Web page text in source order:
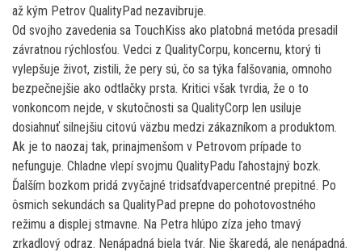
až kým Petrov QualityPad nezavibruje.
Od svojho zavedenia sa TouchKiss ako platobná metóda presadil
závratnou rýchlosťou. Vedci z QualityCorpu, koncernu, ktorý ti
vylepšuje život, zistili, že pery sú, čo sa týka falšovania, omnoho
bezpečnejšie ako odtlačky prsta. Kritici však tvrdia, že o to
vonkoncom nejde, v skutočnosti sa QualityCorp len usiluje
dosiahnuť silnejšiu citovú väzbu medzi zákazníkom a produktom.
Ak je to naozaj tak, prinajmenšom v Petrovom prípade to
nefunguje. Chladne vlepí svojmu QualityPadu ľahostajný bozk.
Ďalším bozkom pridá zvyčajné tridsaťdvapercentné prepitné. Po
ôsmich sekundách sa QualityPad prepne do pohotovostného
režimu a displej stmavne. Na Petra hlúpo zíza jeho tmavý
zrkadlový odraz. Nenápadná biela tvár. Nie škaredá, ale nenápadná.